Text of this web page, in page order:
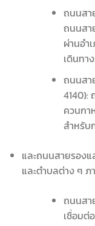
ถนนสา
ถนนสา
ผ่านอำ
เดินทา
ถนนสา
4140):
ควนกา
สำหรับ
และถนนสายรอง
และตำบลต่าง ๆ ภ
ถนนสา
เชื่อมต่